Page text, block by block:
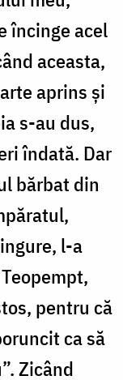
încinge acel
aceasta,
aprins și
s-au dus,
îndată. Dar
bărbat din
l-a
pentru că
ca să
Zicând